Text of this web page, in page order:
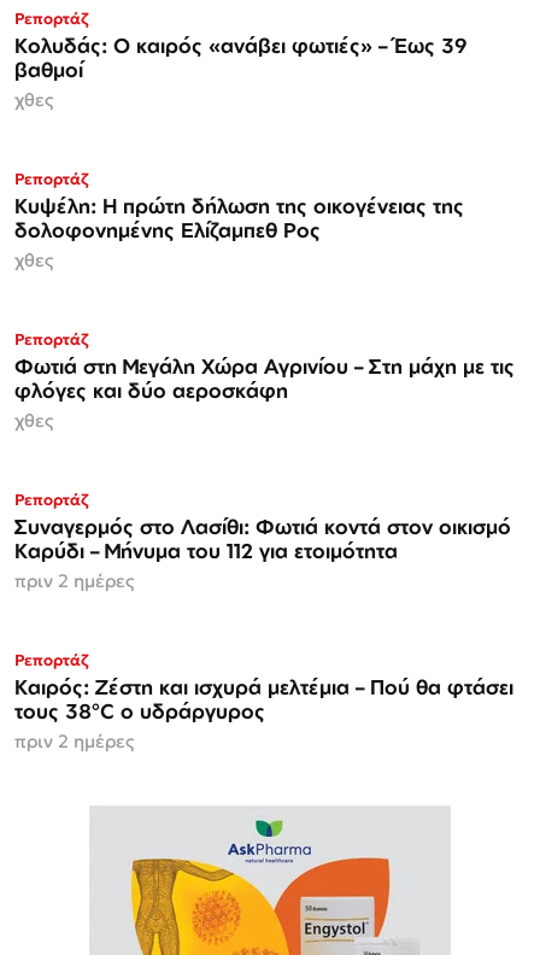
Ρεπορτάζ
Κολυδάς: Ο καιρός «ανάβει φωτιές» – Έως 39
βαθμοί
χθες
Ρεπορτάζ
Κυψέλη: Η πρώτη δήλωση της οικογένειας της
δολοφονημένης Ελίζαμπεθ Ρος
χθες
Ρεπορτάζ
Φωτιά στη Μεγάλη Χώρα Αγρινίου – Στη μάχη με τις
φλόγες και δύο αεροσκάφη
χθες
Ρεπορτάζ
Συναγερμός στο Λασίθι: Φωτιά κοντά στον οικισμό
Καρύδι – Μήνυμα του 112 για ετοιμότητα
πριν 2 ημέρες
Ρεπορτάζ
Καιρός: Ζέστη και ισχυρά μελτέμια – Πού θα φτάσει
τους 38°C ο υδράργυρος
πριν 2 ημέρες